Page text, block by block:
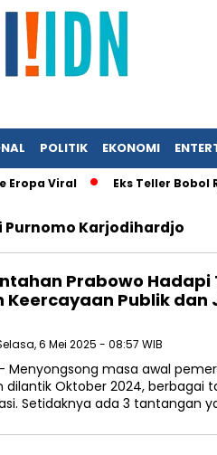
POLITIK EKONOMI
Viral Eks Teller Bobol
Purnomo Karjodihardjo
Prabowo
Keercayaan Publik
6 Mei 2025 - 08:57 WIB
— Menyongsong masa awal
dilantik Oktober 2024, berbagai
Setidaknya ada 3 tantangan